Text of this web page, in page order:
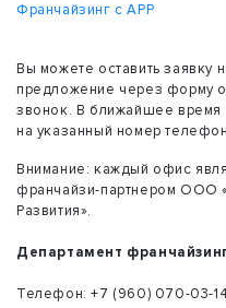
Франчайзинг с АРР
Вы можете оставить заявку
предложение через форму
звонок. В ближайшее время
на указанный номер
Внимание: каждый офис
франчайзи-партнером ООО
Развития».
Департамент
Телефон: +7 (960) 070-03-14